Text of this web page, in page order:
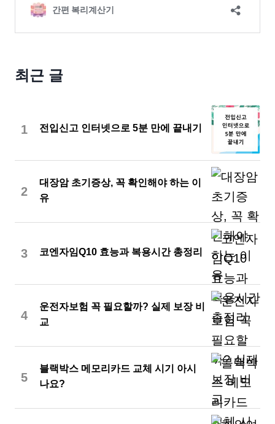
최근 글
1 전입신고 인터넷으로 5분 만에 끝내기
2
대장암 초기증상, 꼭 확인해야 하는 이
유
3 코엔자임Q10 효능과 복용시간 총정리
4
운전자보험 꼭 필요할까? 실제 보장 비
교
5
블랙박스 메모리카드 교체 시기 아시
나요?